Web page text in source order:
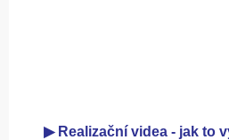
▶ Realizační videa - jak to